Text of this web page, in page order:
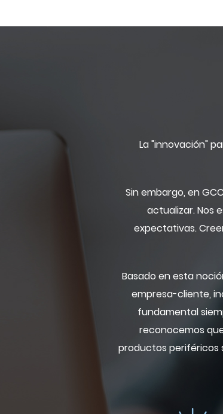
La "innovación"
Sin embargo, en
actualizar. Nos
expectativas.
Basado en esta
empresa-cliente,
fundamental
reconocemos
productos periféricos